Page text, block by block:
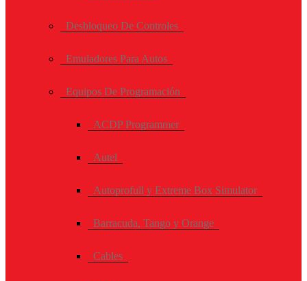
Desbloqueo De Controles
Emuladores Para Autos
Equipos De Programación
ACDP Programmer
Autel
Autoprofull y Extreme Box Simulator
Barracuda, Tango y Orange
Cables